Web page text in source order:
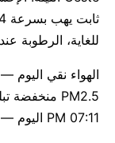
للغاية، الرطوبة عند 82%.
07:11 PM اليوم — حوالي 12س 52د.